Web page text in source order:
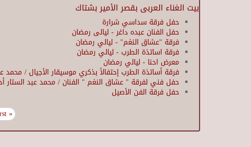
بيت الغناء العربى بقصر الأمير بشتاك
حفل فرقة سداسي شرارة
حفل الفنان عبده داغر - ليالى رمضان
فرقة "عشاق النغم" - ليالي رمضان
فرقة اساتذة الطرب - ليالي رمضان
معرض احنا - ليالي رمضان
فرقة أساتذة الطرب إحتفالاً بذكري موسيقار الأجيال / محمد
حفل فني لفرقة " عشاق النغم " الفنان / محمد عبد الستار
حفل فرقة الفن الأصيل
« first